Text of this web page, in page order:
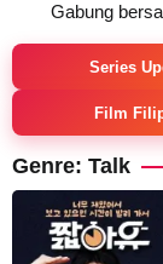
Gabung
Series
Film
Genre: Talk